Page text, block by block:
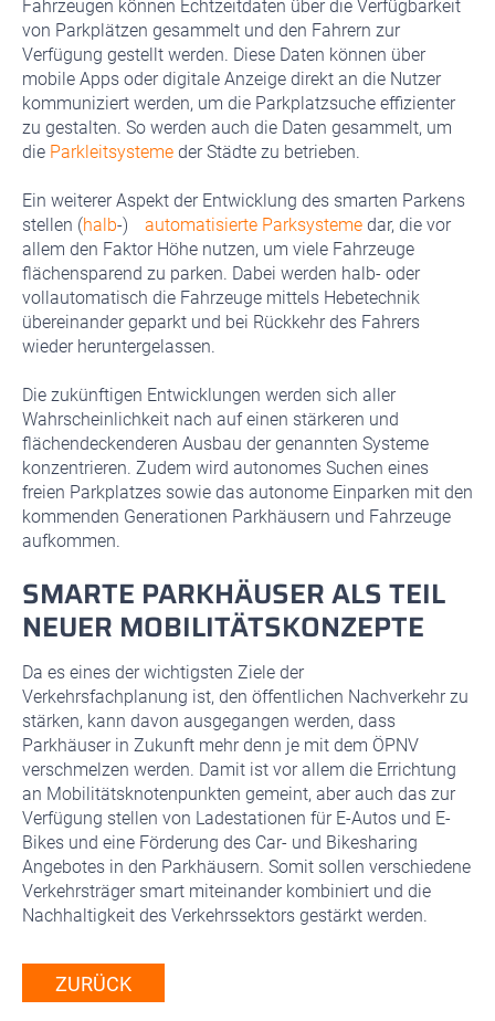
Fahrzeugen können Echtzeitdaten über die Verfügbarkeit
von Parkplätzen gesammelt und den Fahrern zur
Verfügung gestellt werden. Diese Daten können über
mobile Apps oder digitale Anzeige direkt an die Nutzer
kommuniziert werden, um die Parkplatzsuche effizienter
zu gestalten. So werden auch die Daten gesammelt, um
die Parkleitsysteme der Städte zu betrieben.
Ein weiterer Aspekt der Entwicklung des smarten Parkens
stellen (halb-) automatisierte Parksysteme dar, die vor
allem den Faktor Höhe nutzen, um viele Fahrzeuge
flächensparend zu parken. Dabei werden halb- oder
vollautomatisch die Fahrzeuge mittels Hebetechnik
übereinander geparkt und bei Rückkehr des Fahrers
wieder heruntergelassen.
Die zukünftigen Entwicklungen werden sich aller
Wahrscheinlichkeit nach auf einen stärkeren und
flächendeckenderen Ausbau der genannten Systeme
konzentrieren. Zudem wird autonomes Suchen eines
freien Parkplatzes sowie das autonome Einparken mit den
kommenden Generationen Parkhäusern und Fahrzeuge
aufkommen.
SMARTE PARKHÄUSER ALS TEIL
NEUER MOBILITÄTSKONZEPTE
Da es eines der wichtigsten Ziele der
Verkehrsfachplanung ist, den öffentlichen Nachverkehr zu
stärken, kann davon ausgegangen werden, dass
Parkhäuser in Zukunft mehr denn je mit dem ÖPNV
verschmelzen werden. Damit ist vor allem die Errichtung
an Mobilitätsknotenpunkten gemeint, aber auch das zur
Verfügung stellen von Ladestationen für E-Autos und E-
Bikes und eine Förderung des Car- und Bikesharing
Angebotes in den Parkhäusern. Somit sollen verschiedene
Verkehrsträger smart miteinander kombiniert und die
Nachhaltigkeit des Verkehrssektors gestärkt werden.
ZURÜCK